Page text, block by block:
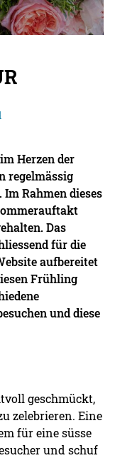
im Herzen der
regelmässig
Rahmen dieses
Das
für die
aufbereitet
Frühling
und diese
geschmückt,
zelebrieren. Eine
für eine süsse
und schuf